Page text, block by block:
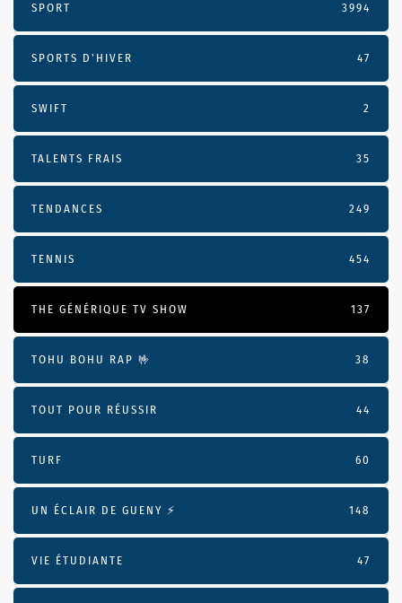
SPORT 3994
SPORTS D'HIVER 47
SWIFT 2
TALENTS FRAIS 35
TENDANCES 249
TENNIS 454
THE GÉNÉRIQUE TV SHOW 137
TOHU BOHU RAP 🤟 38
TOUT POUR RÉUSSIR 44
TURF 60
UN ÉCLAIR DE GUENY ⚡️ 148
VIE ÉTUDIANTE 47